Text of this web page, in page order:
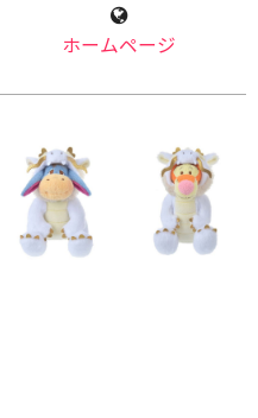
ホームページ